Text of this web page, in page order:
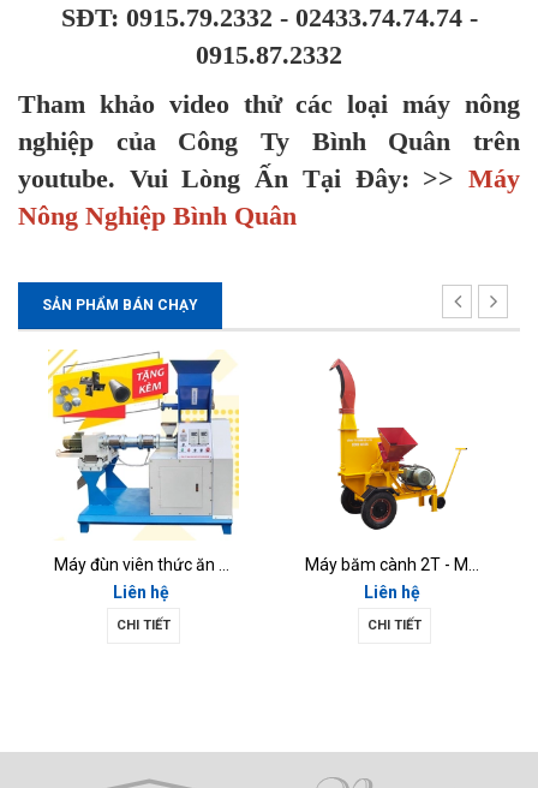
SĐT: 0915.79.2332 - 02433.74.74.74 -
0915.87.2332
Tham khảo video thử các loại máy nông
nghiệp của Công Ty Bình Quân trên
youtube. Vui Lòng Ấn Tại Đây: >>Máy
Nông Nghiệp Bình Quân
SẢN PHẨM BÁN CHẠY
Liên hệ
CHI TIẾT
Liên hệ
CHI TIẾT